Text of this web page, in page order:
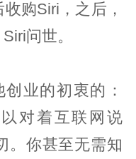
购Siri，之后，
问世。
业的初衷的：
对着互联网说
。你甚至无需知